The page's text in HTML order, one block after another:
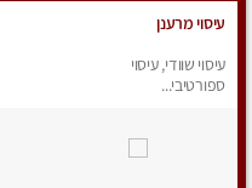
עיסוי מרענן
עיסוי שוודי, עיסוי
ספורטיבי...